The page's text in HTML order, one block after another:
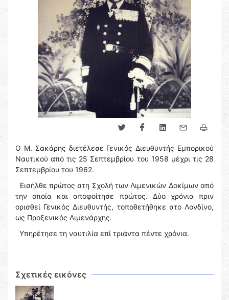
Ο Μ. Σακάρης διετέλεσε Γενικός Διευθυντής Εμπορικού
Ναυτικού από τις 25 Σεπτεμβρίου του 1958 μέχρι τις 28
Σεπτεμβρίου του 1962.
Εισήλθε πρώτος στη Σχολή των Λιμενικών Δοκίμων από
την οποία και αποφοίτησε πρώτος. Δύο χρόνια πριν
ορισθεί Γενικός Διευθυντής, τοποθετήθηκε στο Λονδίνο,
ως Προξενικός Λιμενάρχης.
Υπηρέτησε τη ναυτιλία επί τριάντα πέντε χρόνια.
Σχετικές εικόνες